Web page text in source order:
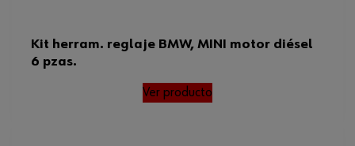
Kit herram. reglaje BMW, MINI motor diésel
6 pzas.
Ver producto